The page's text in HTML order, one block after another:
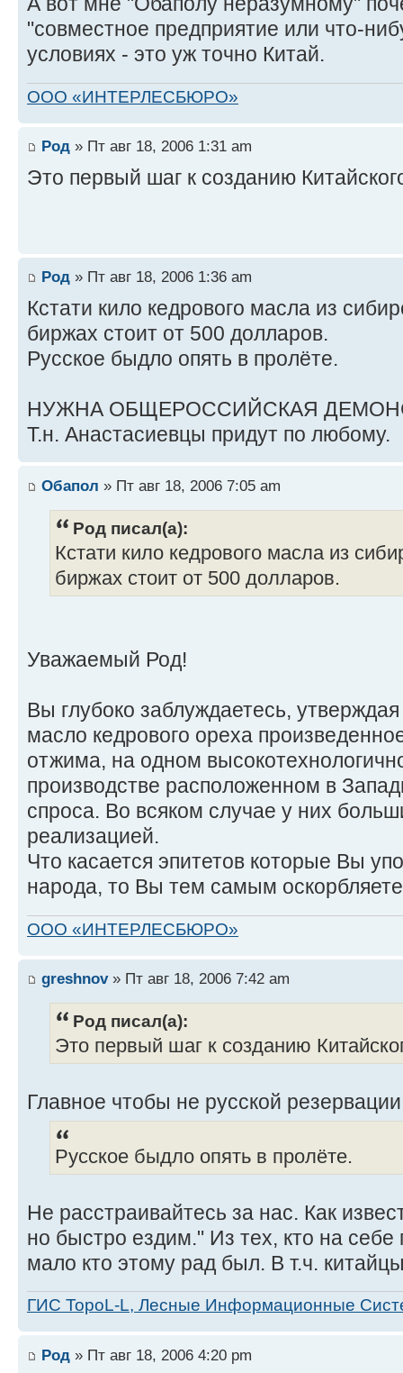
"совместное предприятие или что-
условиях - это уж точно Китай.
ООО «ИНТЕРЛЕСБЮРО»
Род » Пт авг 18, 2006 1:31 am
Это первый шаг к созданию
Род » Пт авг 18, 2006 1:36 am
Кстати кило кедрового масла из
биржах стоит от 500 долларов.
Русское быдло опять в пролёте.
НУЖНА ОБЩЕРОССИЙСКАЯ
Т.н. Анастасиевцы придут по любому.
Обапол » Пт авг 18, 2006 7:05 am
Род писал(а):
Кстати кило кедрового масла из
биржах стоит от 500 долларов.
Уважаемый Род!
Вы глубоко заблуждаетесь,
масло кедрового ореха
отжима, на одном
производстве расположенном в
спроса. Во всяком случае у них
реализацией.
Что касается эпитетов которые Вы
народа, то Вы тем самым
ООО «ИНТЕРЛЕСБЮРО»
greshnov» Пт авг 18, 2006 7:42 am
Род писал(а):
Это первый шаг к созданию
Главное чтобы не русской
Русское быдло опять в пролёте.
Не расстраивайтесь за нас. Как
но быстро ездим." Из тех, кто на себе
мало кто этому рад был. В т.ч.
ГИС TopoL-L, Лесные Информационные
Род » Пт авг 18, 2006 4:20 pm